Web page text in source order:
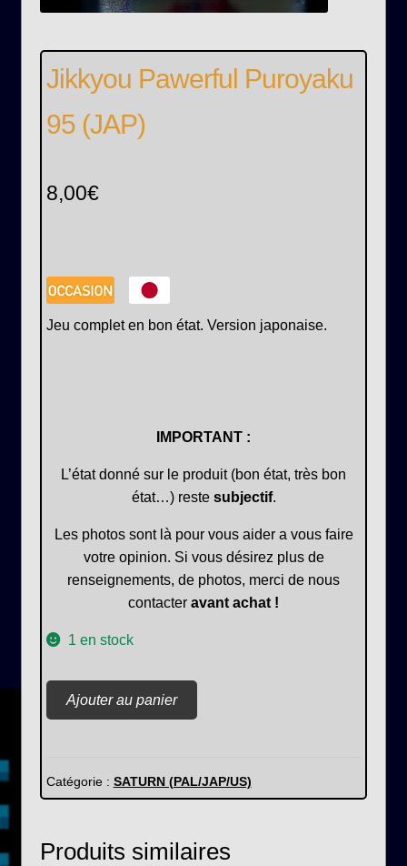
Jikkyou Pawerful Puroyaku
95 (JAP)
8,00€
Jeu complet en bon état. Version japonaise.
IMPORTANT :
L’état donné sur le produit (bon état, très bon
état…) reste subjectif.
Les photos sont là pour vous aider a vous faire
votre opinion. Si vous désirez plus de
renseignements, de photos, merci de nous
contacter avant achat !
1 en stock
de
Puroyaku
95
Ajouter au panier
Catégorie : SATURN (PAL/JAP/US)
Produits similaires